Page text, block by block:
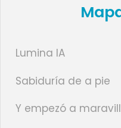
Lumina IA
Sabiduría de a pie
Y empezó a